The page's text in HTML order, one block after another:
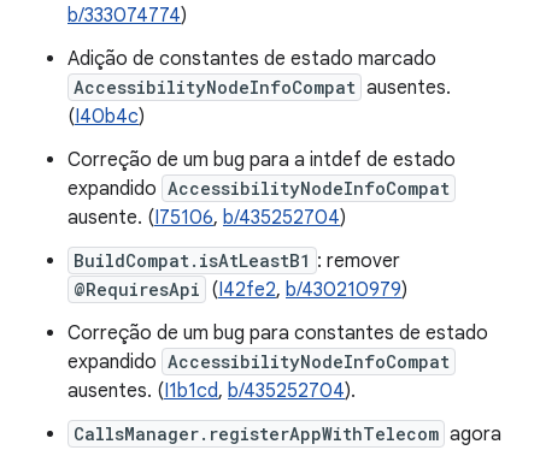
b/333074774)
Adição de constantes de estado marcado
AccessibilityNodeInfoCompat ausentes.
(I40b4c)
Correção de um bug para a intdef de estado
expandido AccessibilityNodeInfoCompat
ausente. (I75106, b/435252704)
BuildCompat.isAtLeastB1 : remover
@RequiresApi (I42fe2, b/430210979)
Correção de um bug para constantes de estado
expandido AccessibilityNodeInfoCompat
ausentes. (I1b1cd, b/435252704).
CallsManager.registerAppWithTelecom agora